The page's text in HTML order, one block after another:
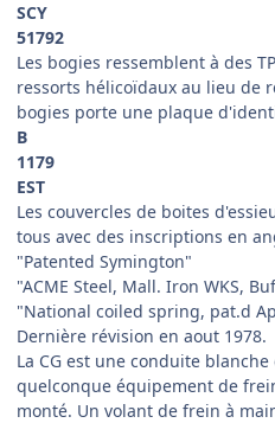
SCY
51792
Les bogies ressemblent à des
ressorts hélicoïdaux au lieu de
bogies porte une plaque
B
1179
EST
Les couvercles de boites
tous avec des inscriptions en
"Patented Symington"
"ACME Steel, Mall. Iron WKS,
"National coiled spring, pat.d
Dernière révision en aout 1978.
La CG est une conduite
quelconque équipement de
monté. Un volant de frein à